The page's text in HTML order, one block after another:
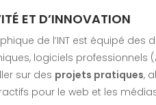
ET D’INNOVATION
de l’INT est équipé des
logiciels professionnels
sur des projets pratiques,
pour le web et les